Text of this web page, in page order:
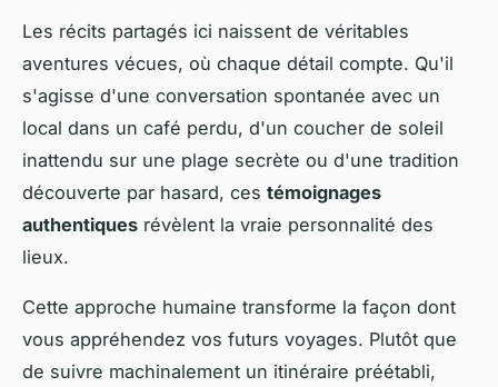
Les récits partagés ici naissent de véritables
aventures vécues, où chaque détail compte. Qu'il
s'agisse d'une conversation spontanée avec un
local dans un café perdu, d'un coucher de soleil
inattendu sur une plage secrète ou d'une tradition
découverte par hasard, ces témoignages
authentiques révèlent la vraie personnalité des
lieux.
Cette approche humaine transforme la façon dont
vous appréhendez vos futurs voyages. Plutôt que
de suivre machinalement un itinéraire préétabli,